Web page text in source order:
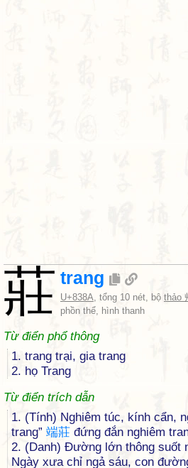
莊 trang
U+838A, tổng 10 nét, bộ thảo
phồn thể, hình thanh
Từ điển phổ thông
1. trang trại, gia trang
2. họ Trang
Từ điển trích dẫn
1. (Tính) Nghiêm túc, kính cẩn,
trang” 端莊 đứng đắn nghiêm
2. (Danh) Đường lớn thông suốt
Ngày xưa chỉ ngả sáu, con